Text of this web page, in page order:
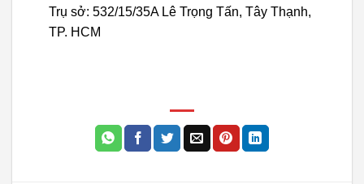
Trụ sở: 532/15/35A Lê Trọng Tấn, Tây Thạnh,
TP. HCM